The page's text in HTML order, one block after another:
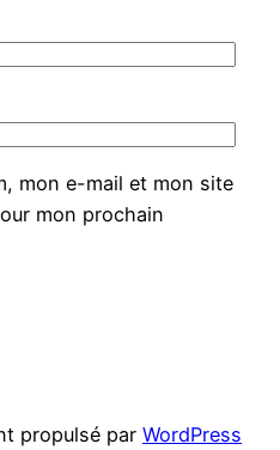
mon e-mail et mon site
mon prochain
propulsé par WordPress